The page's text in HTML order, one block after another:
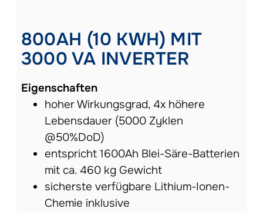
800AH (10 KWH) MIT
3000 VA INVERTER
Eigenschaften
hoher Wirkungsgrad, 4x höhere
Lebensdauer (5000 Zyklen
@50%DoD)
entspricht 1600Ah Blei-Säre-Batterien
mit ca. 460 kg Gewicht
sicherste verfügbare Lithium-Ionen-
Chemie inklusive